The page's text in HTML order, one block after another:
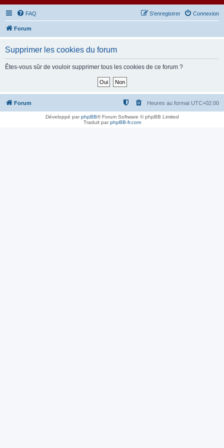
FAQ Connexion
S’enregistrer
Forum
Supprimer les cookies du forum
Êtes-vous sûr de vouloir supprimer tous les cookies de ce forum ?
Forum Heures au format UTC+02:00
Développé parphpBB® Forum Software © phpBB Limited
Traduit parphpBB-fr.com